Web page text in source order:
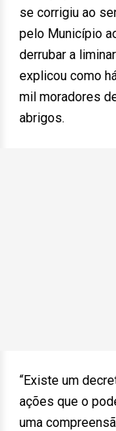
se corrigiu ao
pelo Município
derrubar a
explicou como
mil moradores
abrigos.
“Existe um
ações que o
uma